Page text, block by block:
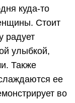
куда-то
Стоит
радует
улыбкой,
Также
ее
во